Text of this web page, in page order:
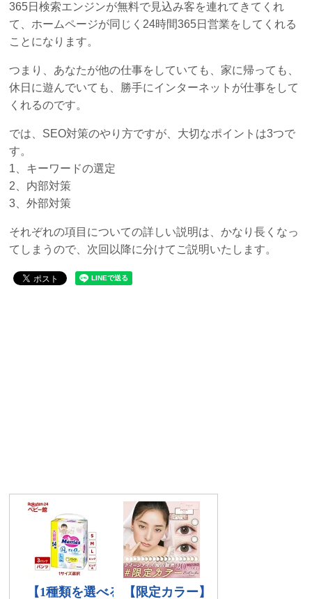
365日検索エンジンが無料で見込み客を連れてきてくれ
て、ホームページが同じく24時間365日営業をしてくれる
ことになります。
つまり、あなたが他の仕事をしていても、家に帰っても、
休日に遊んでいても、勝手にインターネットが仕事をして
くれるのです。
では、SEO対策のやり方ですが、大切なポイントは3つで
す。
1、キーワードの選定
2、内部対策
3、外部対策
それぞれの項目についての詳しい説明は、かなり長くなっ
てしまうので、次回以降に分けてご説明いたします。